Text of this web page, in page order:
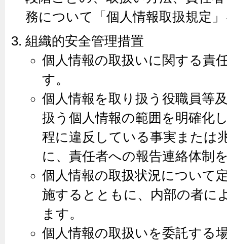
務について「個人情報取扱規定
組織的安全管理措置
個人情報の取扱いに関する責
す。
個人情報を取り扱う役職員等
扱う個人情報の範囲を明確化
程に違反している事実または
に、責任者への報告連絡体制
個人情報の取扱状況について
施するとともに、内部の者に
ます。
個人情報の取扱いを委託する